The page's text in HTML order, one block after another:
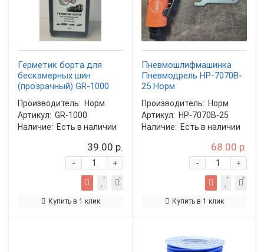
Герметик борта для
бескамерных шин
(прозрачный) GR-1000
Производитель: Норм
Артикул: GR-1000
Наличие: Есть в наличии
39.00 р.
+
-
Купить в 1 клик
Пневмошлифмашинка
Пневмодрель HP-7070B-
25 Норм
Производитель: Норм
Артикул: HP-7070B-25
Наличие: Есть в наличии
68.00 р.
+
-
Купить в 1 клик